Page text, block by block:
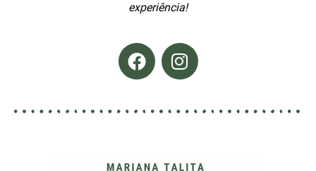
experiência!